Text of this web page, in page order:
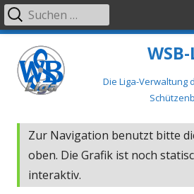
Springe
zum
Inhalt
Die Liga-Verwaltung
Primäres
Menü
Suchen
nach:
Zur Navigation benutzt bitte
oben. Die Grafik ist noch
interaktiv.